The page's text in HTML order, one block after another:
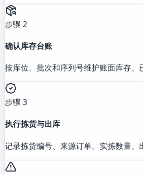
步骤 2
确认库存台账
按库位、批次和序列号维护账面库存、
步骤 3
执行拣货与出库
记录拣货编号、来源订单、实拣数量、